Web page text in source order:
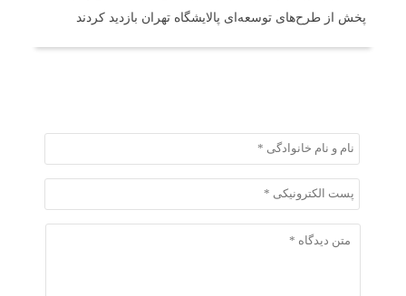
پخش از طرح‌های توسعه‌ای پالایشگاه تهران بازدید کردند